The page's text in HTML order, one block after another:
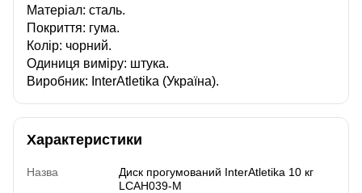
Матеріал: сталь.
Покриття: гума.
Колір: чорний.
Одиниця виміру: штука.
Виробник: InterAtletika (Україна).
Характеристики
Назва
Диск прогумований InterAtletika 10 кг
LCAH039-M